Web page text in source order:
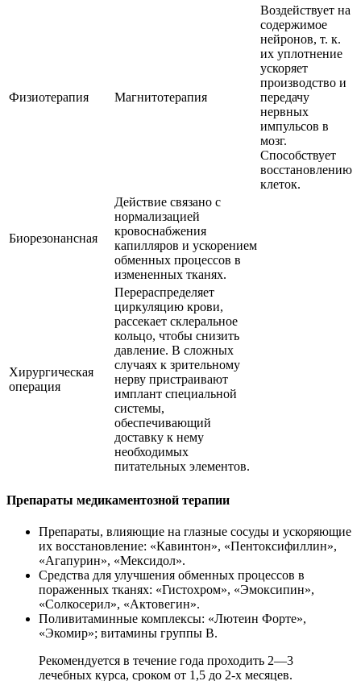
Физиотерапия Магнитотерапия
Воздействует на
содержимое
нейронов, т. к.
их уплотнение
ускоряет
производство и
передачу
нервных
импульсов в
мозг.
Способствует
восстановлению
клеток.
Биорезонансная
Действие связано с
нормализацией
кровоснабжения
капилляров и ускорением
обменных процессов в
измененных тканях.
Хирургическая
операция
Перераспределяет
циркуляцию крови,
рассекает склеральное
кольцо, чтобы снизить
давление. В сложных
случаях к зрительному
нерву пристраивают
имплант специальной
системы,
обеспечивающий
доставку к нему
необходимых
питательных элементов.
Препараты медикаментозной терапии
Препараты, влияющие на глазные сосуды и ускоряющие
их восстановление: «Кавинтон», «Пентоксифиллин»,
«Агапурин», «Мексидол».
Средства для улучшения обменных процессов в
пораженных тканях: «Гистохром», «Эмоксипин»,
«Солкосерил», «Актовегин».
Поливитаминные комплексы: «Лютеин Форте»,
«Экомир»; витамины группы В.
Рекомендуется в течение года проходить 2—3
лечебных курса, сроком от 1,5 до 2-х месяцев.